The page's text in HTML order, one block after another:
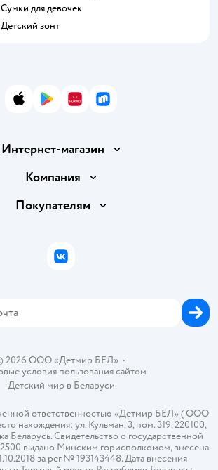
Сумки для девочек
Детский зонт
App StoreGoogle Play
AppGallery
RuStore
Интернет-магазин
Доставка и оплата
Правила продажи
использования файлов cookie
Компания
Вакансии
Покупателям
Бонусные карты
2026 ООО «Детмир БЕЛ»•
условия пользования сайтом
Детский мир в Беларуси
ответственностью «Детмир БЕЛ» ( ООО
нахождения: ул. Кульман, 3, пом. 319, 220100,
Беларусь. Свидетельство о государственной
выдано Минским горисполкомом, внесена
за рег.№ 193143448. Дата внесения
ВКонтакте